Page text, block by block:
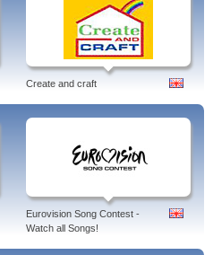
Create and craft
Eurovision Song Contest -
Watch all Songs!